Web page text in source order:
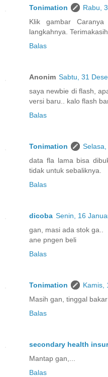
Tonimation
Rabu,
Klik gambar
langkahnya. Terimakasih
Balas
Anonim Sabtu, 31
saya newbie di flash,
versi baru.. kalo flash
Balas
Tonimation
data fla lama bisa
tidak untuk sebaliknya.
Balas
dicoba Senin, 16
gan, masi ada stok ga..
ane pngen beli
Balas
Tonimation
Kamis,
Masih gan, tinggal bakar
Balas
secondary health
Mantap gan,...
Balas